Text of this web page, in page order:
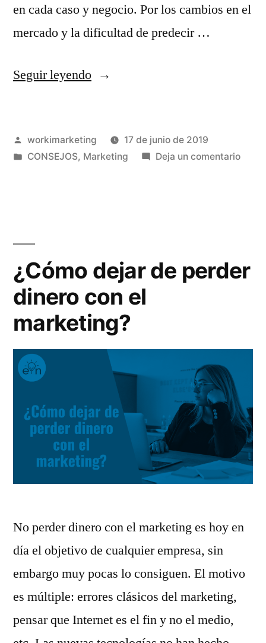
en cada caso y negocio. Por los cambios en el
mercado y la dificultad de predecir …
Seguir leyendo«5
pero
eficaces
Publicado
por
workimarketing
17 de junio de 2019
Publicado
CONSEJOS, Marketing Deja un comentarioen
¿Cómo dejar de perder
dinero con el
marketing?
No perder dinero con el marketing es hoy en
día el objetivo de cualquier empresa, sin
embargo muy pocas lo consiguen. El motivo
es múltiple: errores clásicos del marketing,
pensar que Internet es el fin y no el medio,